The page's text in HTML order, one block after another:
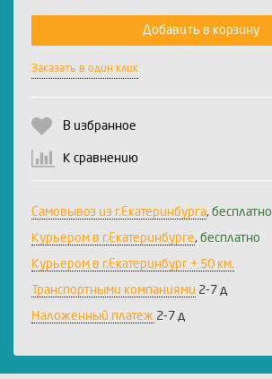
Добавить в корзину
Заказать в один клик
В избранное
К сравнению
Самовывоз из г.Екатеринбурга, бесплатно
Курьером в г.Екатеринбурге, бесплатно
Курьером в г.Екатеринбург + 50 км.
Транспортными компаниями 2-7 д
Наложенный платеж 2-7 д